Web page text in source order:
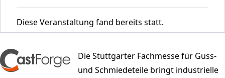
Diese Veranstaltung fand bereits statt.
DieStuttgarter Fachmesse für Guss-
und Schmiedeteile bringt industrielle